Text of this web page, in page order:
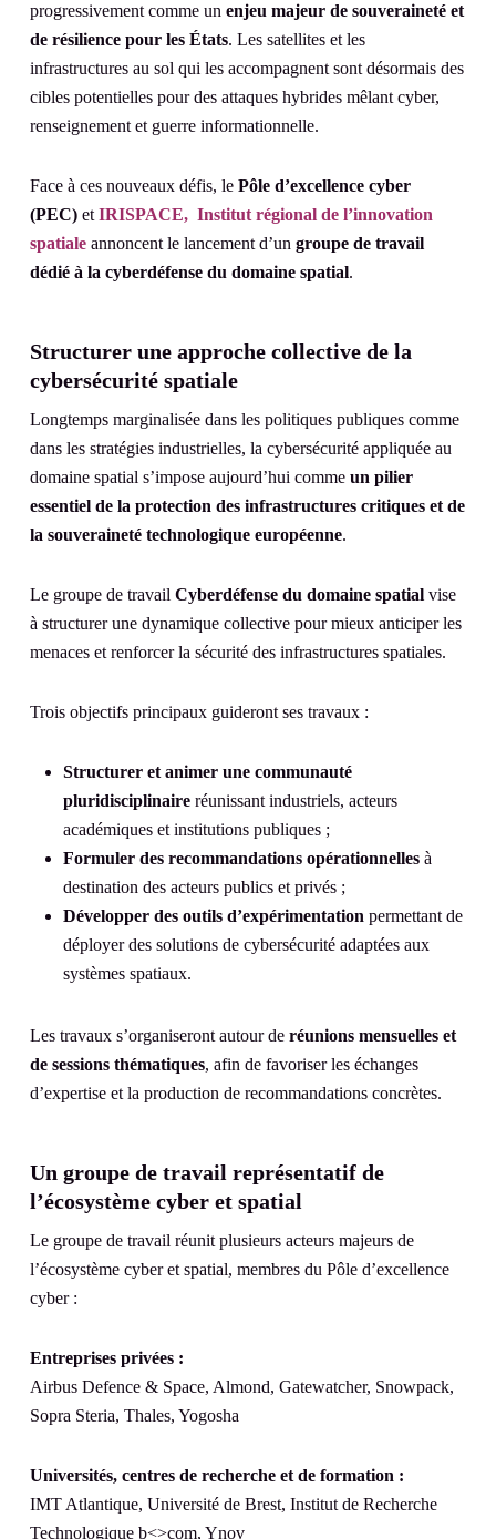
progressivement comme un enjeu majeur de souveraineté et
de résilience pour les États. Les satellites et les
infrastructures au sol qui les accompagnent sont désormais des
cibles potentielles pour des attaques hybrides mêlant cyber,
renseignement et guerre informationnelle.
Face à ces nouveaux défis, le Pôle d’excellence cyber
(PEC)et IRISPACE, Institut régional de l’innovation
spatiale annoncent le lancement d’un groupe de travail
dédié à la cyberdéfense du domaine spatial.
Structurer une approche collective de la
cybersécurité spatiale
Longtemps marginalisée dans les politiques publiques comme
dans les stratégies industrielles, la cybersécurité appliquée au
domaine spatial s’impose aujourd’hui comme un pilier
essentiel de la protection des infrastructures critiques et de
la souveraineté technologique européenne.
Le groupe de travail Cyberdéfense du domaine spatialvise
à structurer une dynamique collective pour mieux anticiper les
menaces et renforcer la sécurité des infrastructures spatiales.
Trois objectifs principaux guideront ses travaux :
Structurer et animer une communauté
pluridisciplinaireréunissant industriels, acteurs
académiques et institutions publiques ;
Formuler des recommandations opérationnellesà
destination des acteurs publics et privés ;
Développer des outils d’expérimentation permettant de
déployer des solutions de cybersécurité adaptées aux
systèmes spatiaux.
Les travaux s’organiseront autour de réunions mensuelles et
de sessions thématiques, afin de favoriser les échanges
d’expertise et la production de recommandations concrètes.
Un groupe de travail représentatif de
l’écosystème cyber et spatial
Le groupe de travail réunit plusieurs acteurs majeurs de
l’écosystème cyber et spatial, membres du Pôle d’excellence
cyber :
Entreprises privées :
Airbus Defence & Space, Almond, Gatewatcher, Snowpack,
Sopra Steria, Thales, Yogosha
Universités, centres de recherche et de formation :
IMT Atlantique, Université de Brest, Institut de Recherche
Technologique b<>com, Ynov